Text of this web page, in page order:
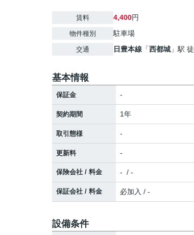
賃料 4,400円
物件種別 駐車場
交通 日豊本線 「西都城 」駅
基本情報
保証金 -
契約期間 1年
取引態様 -
更新料 -
保険会社 / 料金 - / -
保証会社 / 料金 必加入 / -
設備条件